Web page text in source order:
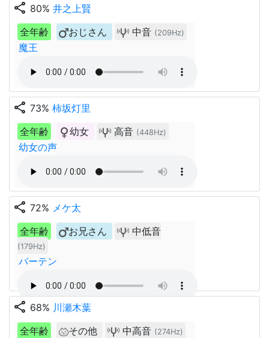
share 80% 井之上賢
全年齢
おじさん 中音 (209Hz)
魔王
share 73% 柿坂灯里
全年齢
幼女 高音 (448Hz)
幼女の声
share 72% メケ太
全年齢
お兄さん 中低音
(179Hz)
バーテン
share 68% 川瀬木葉
全年齢
その他 中高音 (274Hz)